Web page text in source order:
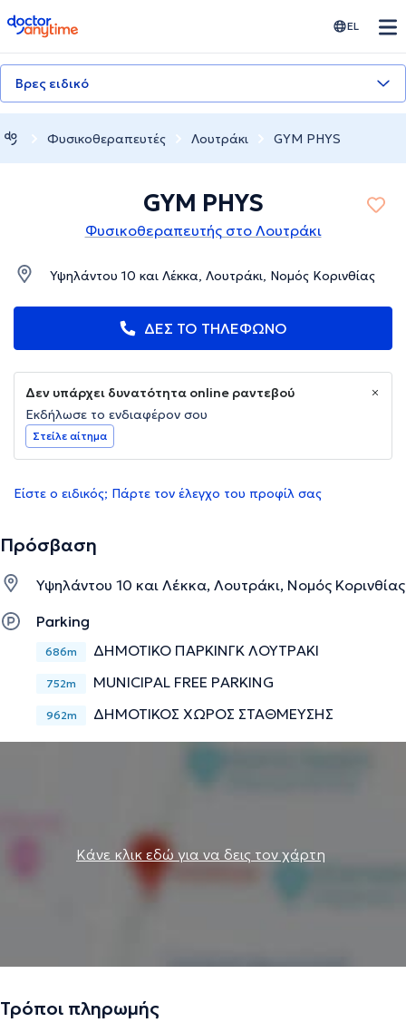
doctoranytime EL
Βρες ειδικό
Φυσικοθεραπευτές Λουτράκι GYM PHYS
GYM PHYS
Φυσικοθεραπευτής στο Λουτράκι
Υψηλάντου 10 και Λέκκα, Λουτράκι, Νομός Κορινθίας
ΔΕΣ ΤΟ ΤΗΛΕΦΩΝΟ
Δεν υπάρχει δυνατότητα online ραντεβού
Εκδήλωσε το ενδιαφέρον σου
Στείλε αίτημα
Είστε ο ειδικός; Πάρτε τον έλεγχο του προφίλ σας
Πρόσβαση
Υψηλάντου 10 και Λέκκα, Λουτράκι, Νομός Κορινθίας
Parking
686m ΔΗΜΟΤΙΚΟ ΠΑΡΚΙΝΓΚ ΛΟΥΤΡΑΚΙ
752m MUNICIPAL FREE PARKING
962m ΔΗΜΟΤΙΚΟΣ ΧΩΡΟΣ ΣΤΑΘΜΕΥΣΗΣ
Κάνε κλικ εδώ για να δεις τον χάρτη
Τρόποι πληρωμής